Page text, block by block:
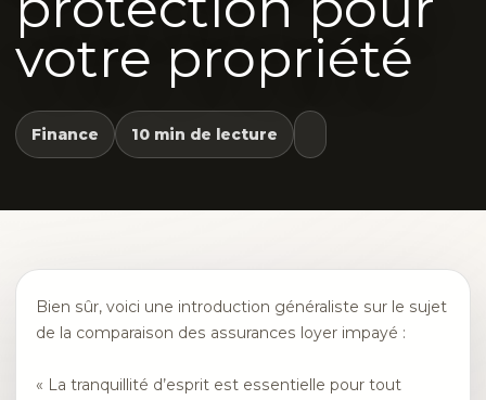
votre propriété
Finance 10 min de lecture
Bien sûr, voici une introduction généraliste sur le sujet
de la comparaison des assurances loyer impayé :
« La tranquillité d’esprit est essentielle pour tout